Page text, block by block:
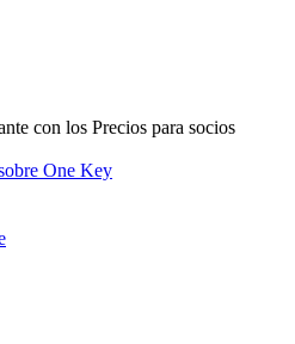
con los Precios para socios
One Key